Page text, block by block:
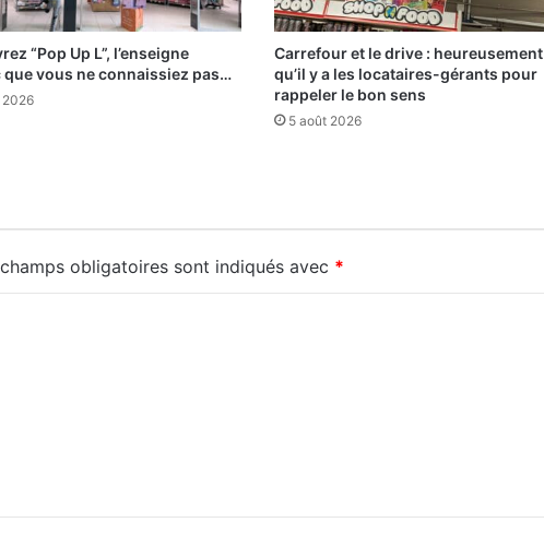
“Pop Up L”, l’enseigne
que vous ne connaissiez pas…
2026
Carrefour et le drive : heureusement
qu’il y a les locataires-gérants pour
rappeler le bon sens
5 août 2026
obligatoires sont indiqués avec *